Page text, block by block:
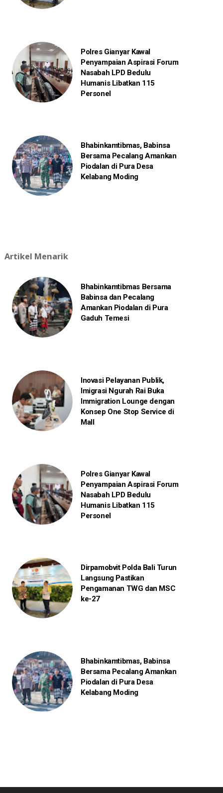
Polres Gianyar Kawal
Penyampaian Aspirasi Forum
Nasabah LPD Bedulu
Humanis Libatkan 115
Personel
Bhabinkamtibmas, Babinsa
Bersama Pecalang Amankan
Piodalan di Pura Desa
Kelabang Moding
Artikel Menarik
Bhabinkamtibmas Bersama
Babinsa dan Pecalang
Amankan Piodalan di Pura
Gaduh Temesi
Inovasi Pelayanan Publik,
Imigrasi Ngurah Rai Buka
Immigration Lounge dengan
Konsep One Stop Service di
Mall
Polres Gianyar Kawal
Penyampaian Aspirasi Forum
Nasabah LPD Bedulu
Humanis Libatkan 115
Personel
Dirpamobvit Polda Bali Turun
Langsung Pastikan
Pengamanan TWG dan MSC
ke-27
Bhabinkamtibmas, Babinsa
Bersama Pecalang Amankan
Piodalan di Pura Desa
Kelabang Moding